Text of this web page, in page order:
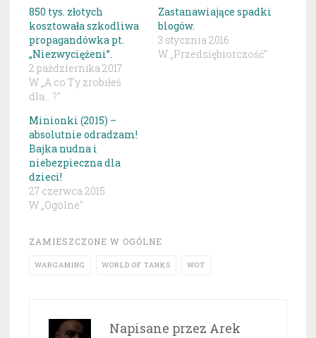
850 tys. złotych
kosztowała szkodliwa
propagandówka pt.
„Niezwyciężeni”.
2 października 2017
W „A co Ty zrobiłeś
dla... ?"
Zastanawiające spadki
blogów.
3 stycznia 2016
W „Przedsiębiorczość"
Minionki (2015) –
absolutnie odradzam!
Bajka nudna i
niebezpieczna dla
dzieci!
27 czerwca 2015
W „Ogólne"
ZAMIESZCZONE W OGÓLNE
WARGAMING WORLD OF TANKS WOT
Napisane przez Arek